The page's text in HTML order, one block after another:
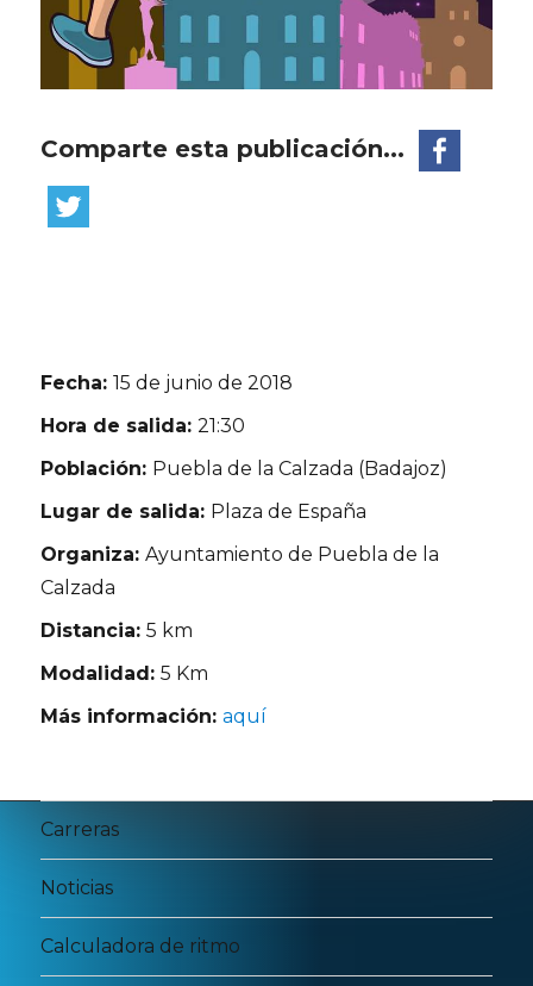
Comparte esta publicación...
Fecha:15 de junio de 2018
Hora de salida:21:30
Población: Puebla de la Calzada (Badajoz)
Lugar de salida: Plaza de España
Organiza:Ayuntamiento de Puebla de la
Calzada
Distancia:5 km
Modalidad:5 Km
Más información:aquí
Carreras
Noticias
Calculadora de ritmo